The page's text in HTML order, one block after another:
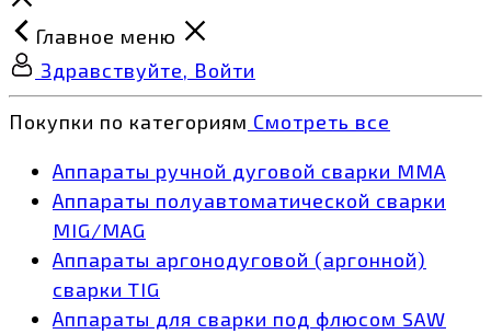
Главное меню
Здравствуйте, Войти
Покупки по категориям Смотреть все
Аппараты ручной дуговой сварки MMA
Аппараты полуавтоматической сварки
MIG/MAG
Аппараты аргонодуговой (аргонной)
сварки TIG
Аппараты для сварки под флюсом SAW